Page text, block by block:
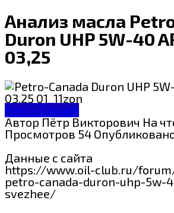
Анализ масла
Duron UHP 5W-40
03,25
Petro-Canada
АвторПётр Викторович На
Просмотров 54
Данные с сайта
https://www.oil-club.ru/
petro-canada-duron-uhp-5w-
svezhee/